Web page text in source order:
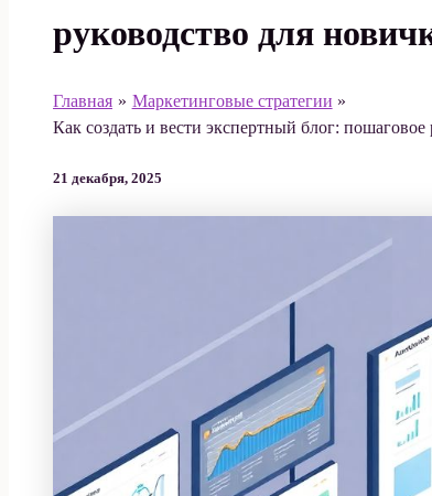
руководство для
Главная
Маркетинговые стратегии
Как создать и вести экспертный блог: пошаговое
21 декабря, 2025